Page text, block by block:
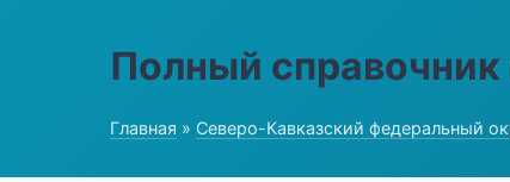
Полный
Главная » Северо-Кавказский федеральный